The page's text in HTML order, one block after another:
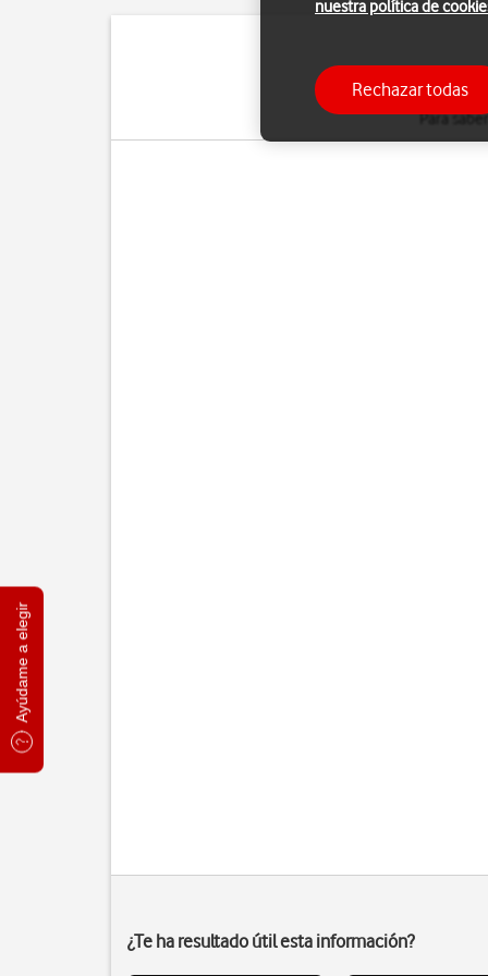
Ayúdame a elegir
Con el servicio de
Los pasos que se
Para
¿Te ha resultado útil esta información?
nuestra política de
Rechazar todas